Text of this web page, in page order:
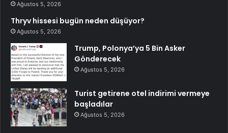
Ağustos 5, 2026
Thryv hissesi bugün neden düşüyor?
Ağustos 5, 2026
Trump, Polonya’ya 5 Bin Asker
Gönderecek
Ağustos 5, 2026
Turist getirene otel indirimi vermeye
başladılar
Ağustos 5, 2026